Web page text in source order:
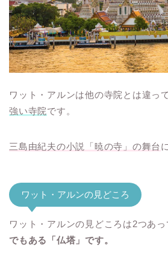
ワット・アルンは他の寺院とは違って
強い寺院です。
三島由紀夫の小説「暁の寺」の舞台
ワット・アルンの見どころ
ワット・アルンの見どころは2つあっ
でもある「仏塔」です。